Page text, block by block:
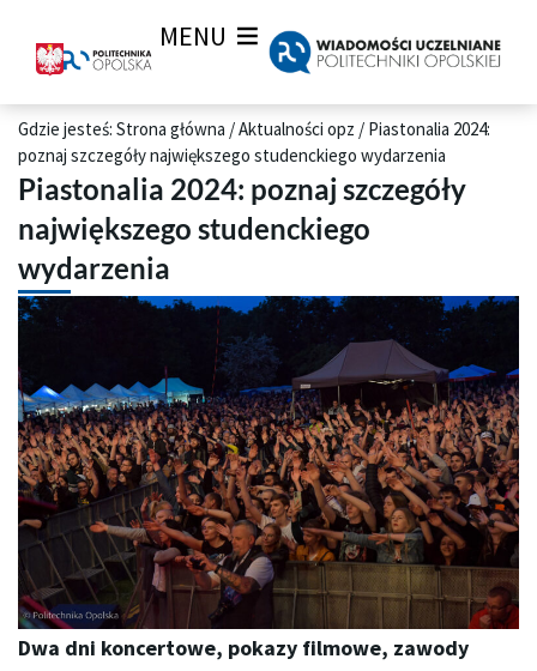
MENU
Gdzie jesteś: Strona główna /Aktualności opz / Piastonalia 2024:
poznaj szczegóły największego studenckiego wydarzenia
Piastonalia 2024: poznaj szczegóły
największego studenckiego
wydarzenia
Dwa dni koncertowe, pokazy filmowe, zawody